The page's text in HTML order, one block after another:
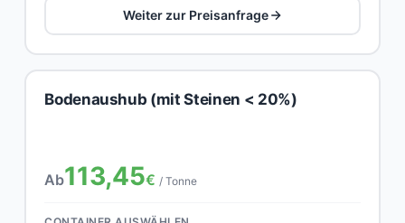
Weiter zur Preisanfrage
Bodenaushub (mit Steinen < 20%)
Ab113,45€ / Tonne